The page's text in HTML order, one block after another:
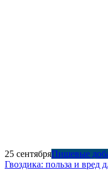
25 сентябряПищевые
Гвоздика: польза и вред